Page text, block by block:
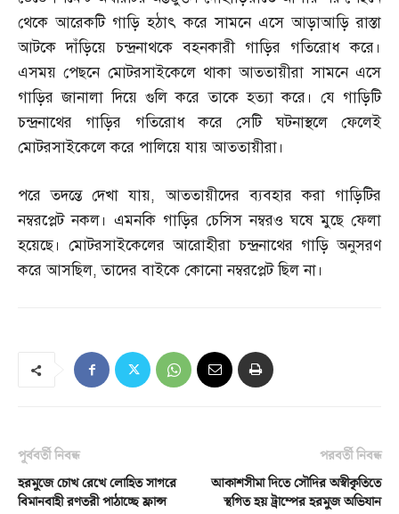
থেকে আরেকটি গাড়ি হঠাৎ করে সামনে এসে আড়াআড়ি রাস্তা
আটকে দাঁড়িয়ে চন্দ্রনাথকে বহনকারী গাড়ির গতিরোধ করে।
এসময় পেছনে মোটরসাইকেলে থাকা আততায়ীরা সামনে এসে
গাড়ির জানালা দিয়ে গুলি করে তাকে হত্যা করে। যে গাড়িটি
চন্দ্রনাথের গাড়ির গতিরোধ করে সেটি ঘটনাস্থলে ফেলেই
মোটরসাইকেলে করে পালিয়ে যায় আততায়ীরা।
পরে তদন্তে দেখা যায়,আততায়ীদের ব্যবহার করা গাড়িটির
নম্বরপ্লেট নকল। এমনকি গাড়ির চেসিস নম্বরও ঘষে মুছে ফেলা
হয়েছে। মোটরসাইকেলের আরোহীরা চন্দ্রনাথের গাড়ি অনুসরণ
করে আসছিল,তাদের বাইকে কোনো নম্বরপ্লেট ছিল না।
পূর্ববর্তী নিবন্ধ
হরমুজে চোখ রেখে লোহিত সাগরে
বিমানবাহী রণতরী পাঠাচ্ছে ফ্রান্স
পরবর্তী নিবন্ধ
আকাশসীমা দিতে সৌদির অস্বীকৃতিতে
স্থগিত হয় ট্রাম্পের হরমুজ অভিযান